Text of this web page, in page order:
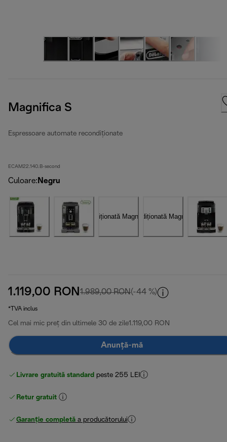
Magnifica S
Espressoare automate recondiționate
ECAM22.140.B-second
Culoare: Negru
1.119,00 RON 1.989,00 RONpreț inițial 1.989,00 RON
(-44 %)
*TVA inclus
Cel mai mic preț din ultimele 30 de zile1.119,00 RON
Anunță-mă
Livrare gratuită standard peste 255 LEI
Retur gratuit
Garanție completă a producătorului